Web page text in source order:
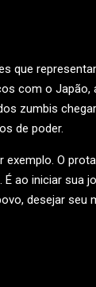
que
com o Japão,
zumbis
de poder.
exemplo. O
ao iniciar sua
desejar seu